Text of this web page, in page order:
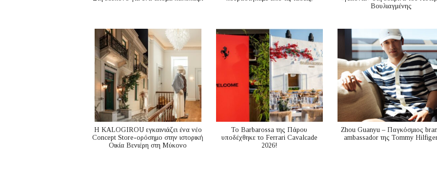
Βουλιαγμένης
Η KALOGIROU εγκαινιάζει ένα νέο
Concept Store-ορόσημο στην ιστορική
Οικία Βενιέρη στη Μύκονο
Το Barbarossa της Πάρου
υποδέχθηκε το Ferrari Cavalcade
2026!
Zhou Guanyu – Παγκόσμιος
ambassador της Tommy